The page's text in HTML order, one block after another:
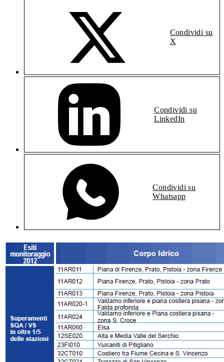
Condividi su
X
Condividi su
LinkedIn
Condividi su
Whatsapp